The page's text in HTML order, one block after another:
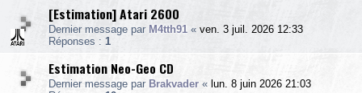
[Estimation] Atari 2600
Dernier message par M4tth91 « ven. 3 juil. 2026 12:33
Réponses : 1
Estimation Neo-Geo CD
Dernier message par Brakvader « lun. 8 juin 2026 21:03